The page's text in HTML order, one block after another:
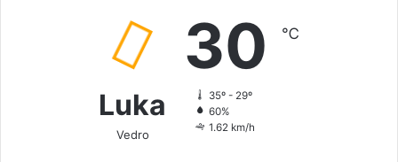
Luka
Vedro
30 ℃
35º - 29º
60%
1.62 km/h